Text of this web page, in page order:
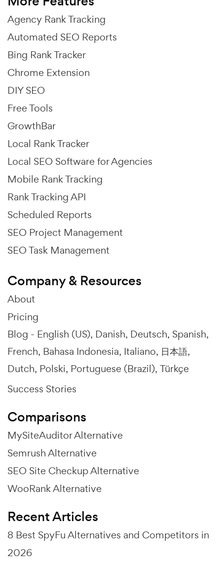
Agency Rank Tracking
Automated SEO Reports
Bing Rank Tracker
Chrome Extension
DIY SEO
Free Tools
GrowthBar
Local Rank Tracker
Local SEO Software for Agencies
Mobile Rank Tracking
Rank Tracking API
Scheduled Reports
SEO Project Management
SEO Task Management
Company & Resources
About
Pricing
Blog - English (US) Danish Deutsch Spanish
French Bahasa Indonesia Italiano 日本語
Dutch Polski Portuguese (Brazil) Türkçe
Success Stories
Comparisons
MySiteAuditor Alternative
Semrush Alternative
SEO Site Checkup Alternative
WooRank Alternative
Recent Articles
8 Best SpyFu Alternatives and Competitors in
2026